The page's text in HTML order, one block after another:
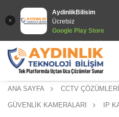
AydinlikBilisim
Ücretsiz
Google Play Store
ANA SAYFA CCTV ÇÖZÜMLERİ
GÜVENLİK KAMERALARI IP